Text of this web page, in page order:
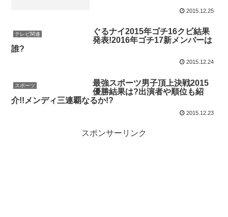
2015.12.25
テレビ関連
ぐるナイ2015年ゴチ16クビ結果
発表!2016年ゴチ17新メンバーは
誰?
2015.12.24
スポーツ
最強スポーツ男子頂上決戦2015
優勝結果は?出演者や順位も紹
介!!メンディ三連覇なるか!?
2015.12.23
スポンサーリンク